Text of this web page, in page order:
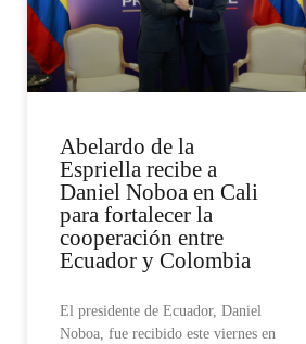
Abelardo de la
Espriella recibe a
Daniel Noboa en Cali
para fortalecer la
cooperación entre
Ecuador y Colombia
El presidente de Ecuador, Daniel
Noboa, fue recibido este viernes en